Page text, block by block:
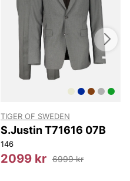
TIGER OF SWEDEN
S.Justin T71616 07B
146
2099 kr 6999 kr